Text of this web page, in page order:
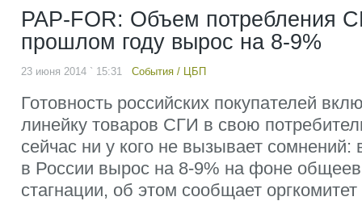
PAP-FOR: Объем потребления
прошлом году вырос на 8-9%
23 июня 2014 ` 15:31 События / ЦБП
Готовность российских покупателей
линейку товаров СГИ в свою
сейчас ни у кого не вызывает
в России вырос на 8-9% на фоне
стагнации, об этом сообщает оргкомитет